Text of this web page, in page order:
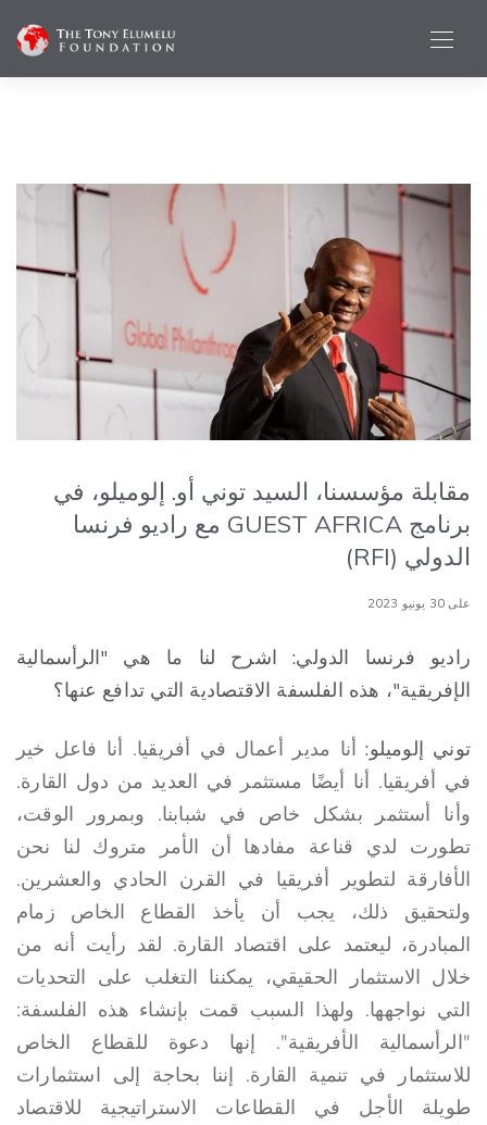
مقابلة مؤسسنا، السيد توني أو. إلوميلو، في
برنامج GUEST AFRICA مع راديو فرنسا
الدولي (RFI)
على 30 يونيو 2023
راديو فرنسا الدولي: اشرح لنا ما هي "الرأسمالية
الإفريقية"، هذه الفلسفة الاقتصادية التي تدافع عنها؟
توني إلوميلو:أنا مدير أعمال في أفريقيا. أنا فاعل خير
في أفريقيا. أنا أيضًا مستثمر في العديد من دول القارة.
وأنا أستثمر بشكل خاص في شبابنا. وبمرور الوقت،
تطورت لدي قناعة مفادها أن الأمر متروك لنا نحن
الأفارقة لتطوير أفريقيا في القرن الحادي والعشرين.
ولتحقيق ذلك، يجب أن يأخذ القطاع الخاص زمام
المبادرة، ليعتمد على اقتصاد القارة. لقد رأيت أنه من
خلال الاستثمار الحقيقي، يمكننا التغلب على التحديات
التي نواجهها. ولهذا السبب قمت بإنشاء هذه الفلسفة:
"الرأسمالية الأفريقية". إنها دعوة للقطاع الخاص
للاستثمار في تنمية القارة. إننا بحاجة إلى استثمارات
طويلة الأجل في القطاعات الاستراتيجية للاقتصاد